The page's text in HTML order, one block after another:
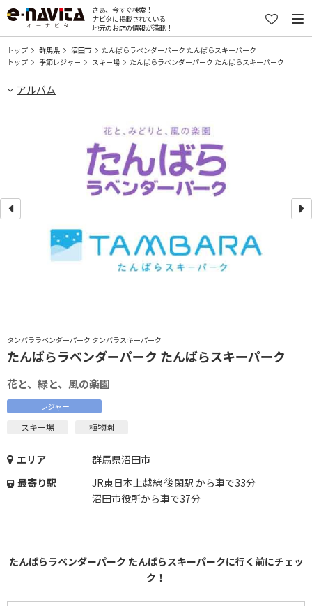
さぁ、今すぐ検索！
ナビタに掲載されている
地元のお店の情報が満載！
トップ 群馬県 沼田市
たんばらラベンダーパーク たんばらスキーパーク
トップ
季節レジャー スキー場 たんばらラベンダーパーク たんばらスキーパーク
アルバム
タンバララベンダーパーク タンバラスキーパーク
たんばらラベンダーパーク たんばらスキーパーク
花と、緑と、風の楽園
レジャー
スキー場 植物園
エリア
群馬県沼田市
最寄り駅
JR東日本上越線 後閑駅 から車で33分
沼田市役所から車で37分
たんばらラベンダーパーク たんばらスキーパークに行く前にチェッ
ク！